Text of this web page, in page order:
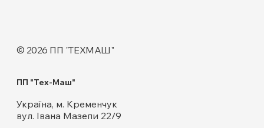
© 2026 ПП "ТЕХМАШ"
ПП "Тех-Маш"
Україна, м. Кременчук
вул. Івана Мазепи 22/9